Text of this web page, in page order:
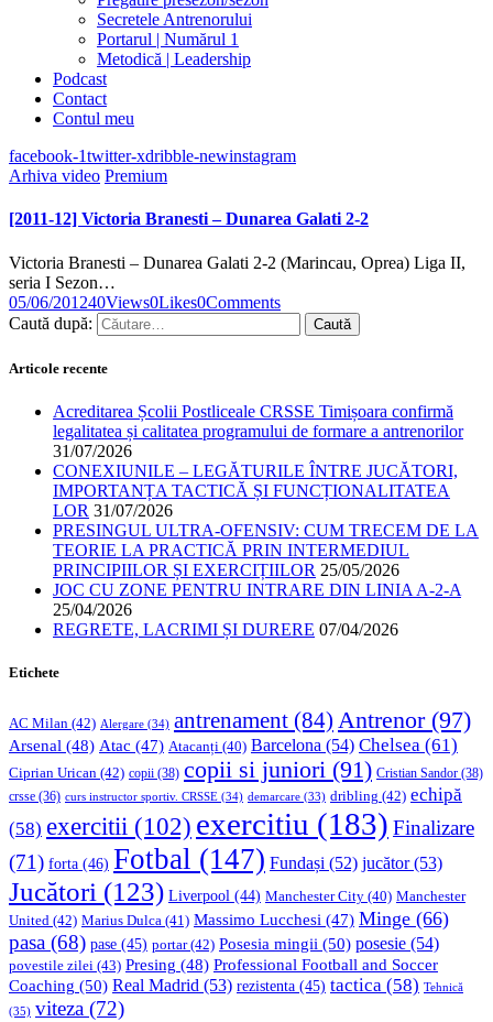
Secretele Antrenorului
Portarul | Numărul 1
Metodică | Leadership
Podcast
Contact
Contul meu
facebook-1twitter-xdribble-newinstagram
Arhiva video Premium
[2011-12] Victoria Branesti – Dunarea Galati 2-2
Victoria Branesti – Dunarea Galati 2-2 (Marincau, Oprea) Liga II,
seria I Sezon…
05/06/201240Views0Likes0Comments
Caută după:
Articole recente
Acreditarea Școlii Postliceale CRSSE Timișoara confirmă
legalitatea și calitatea programului de formare a antrenorilor
31/07/2026
CONEXIUNILE – LEGĂTURILE ÎNTRE JUCĂTORI,
IMPORTANȚA TACTICĂ ȘI FUNCȚIONALITATEA
LOR 31/07/2026
PRESINGUL ULTRA-OFENSIV: CUM TRECEM DE LA
TEORIE LA PRACTICĂ PRIN INTERMEDIUL
PRINCIPIILOR ȘI EXERCIȚIILOR 25/05/2026
JOC CU ZONE PENTRU INTRARE DIN LINIA A-2-A
25/04/2026
REGRETE, LACRIMI ȘI DURERE 07/04/2026
Etichete
AC Milan (42) Alergare (34) antrenament (84) Antrenor(97)
Arsenal (48) Atac (47) Atacanți (40) Barcelona (54) Chelsea (61)
Ciprian Urican (42) copii (38) copii si juniori (91) Cristian Sandor (38)
crsse (36) curs instructor sportiv. CRSSE (34) demarcare (33) dribling (42) echipă
(58) exercitii (102) exercitiu (183) Finalizare
(71) forta (46) Fotbal (147) Fundași (52) jucător(53)
Jucători (123) Liverpool (44) Manchester City (40) Manchester
United (42) Marius Dulca (41) Massimo Lucchesi (47) Minge (66)
pasa (68) pase (45) portar(42) Posesia mingii (50) posesie (54)
povestile zilei (43) Presing (48) Professional Football and Soccer
Coaching (50) Real Madrid (53) rezistenta (45) tactica (58) Tehnică
(35) viteza (72)